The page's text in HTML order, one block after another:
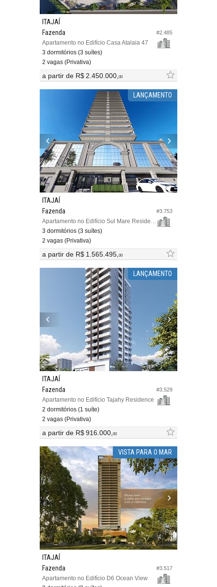
#2.485
ITAJAÍ
Fazenda
Apartamento no Edifício Casa Atalaia 47
3 dormitórios (3 suítes)
2 vagas (Privativa)
a partir de R$ 2.450.000,00
LANÇAMENTO
#3.753
ITAJAÍ
Fazenda
Apartamento no Edifício Sul Mare Residenziale
3 dormitórios (3 suítes)
2 vagas (Privativa)
a partir de R$ 1.565.495,00
LANÇAMENTO
#3.529
ITAJAÍ
Fazenda
Apartamento no Edifício Tajahy Residence
2 dormitórios (1 suíte)
2 vagas (Privativa)
a partir de R$ 916.000,00
VISTA PARA O MAR
#3.517
ITAJAÍ
Fazenda
Apartamento no Edifício D6 Ocean View